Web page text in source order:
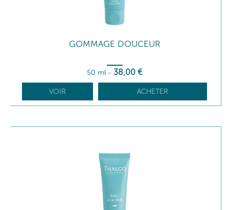
GOMMAGE DOUCEUR
50 ml - 38,00 €
VOIR ACHETER